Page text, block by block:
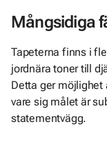
Mångsidiga
Tapeterna finns i
jordnära toner till
Detta ger möjlighet
vare sig målet är
statementvägg.